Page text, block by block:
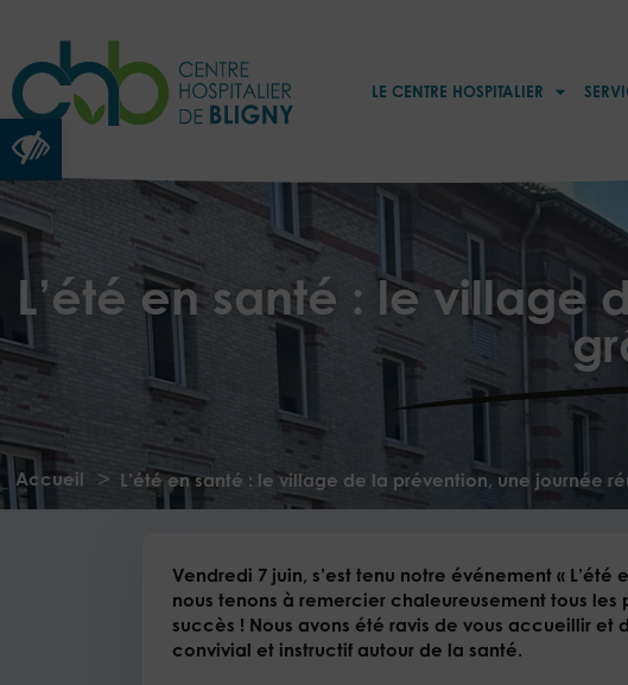
Ouvrir la barre d’outils
LE CENTRE HOSPITALIER
L’été en santé : le village
Accueil > L’été en santé : le village de la prévention, une journée
Vendredi 7 juin, s’est tenu notre événement «
nous tenons à remercier chaleureusement tous
succès ! Nous avons été ravis de vous accueillir et
convivial et instructif autour de la santé.